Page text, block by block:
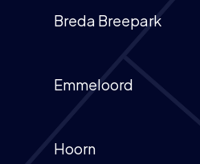
Breda Breepark
Emmeloord
Hoorn